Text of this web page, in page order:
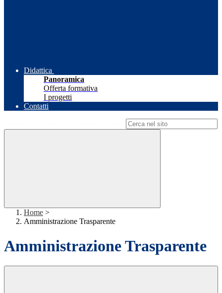
Didattica
Panoramica
Offerta formativa
I progetti
Contatti
Home >
Amministrazione Trasparente
Amministrazione Trasparente